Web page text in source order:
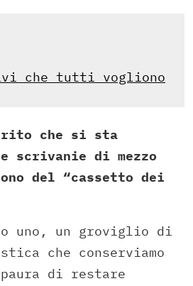
che tutti vogliono
rito che si sta
scrivanie di mezzo
del “cassetto dei
uno, un groviglio di
che conserviamo
di restare